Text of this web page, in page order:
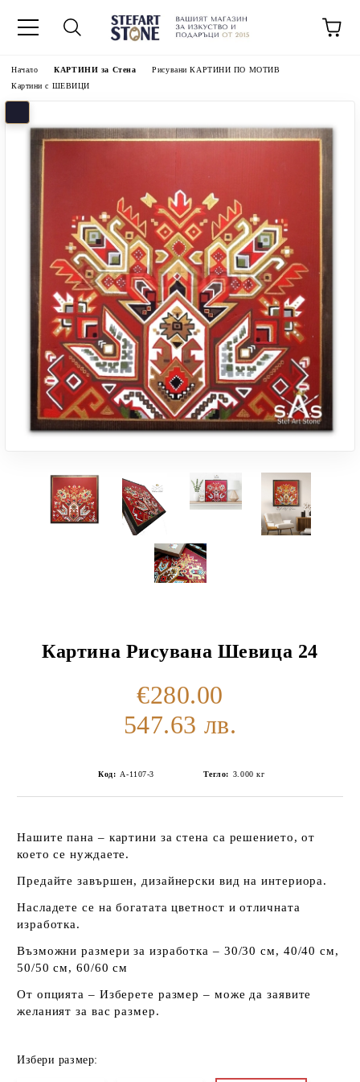
Начало КАРТИНИ за Стена
Рисувани КАРТИНИ ПО МОТИВ
Картини с ШЕВИЦИ
Картина Рисувана Шевица 24
€280.00
547.63 лв.
Код: А-1107-3 Тегло: 3.000 кг
Нашите пана – картини за стена са решението, от
което се нуждаете.
Предайте завършен, дизайнерски вид на интериора.
Насладете се на богатата цветност и отличната
изработка.
Възможни размери за изработка – 30/30 см, 40/40 см,
50/50 см, 60/60 см
От опцията – Изберете размер – може да заявите
желаният за вас размер.
Избери размер: